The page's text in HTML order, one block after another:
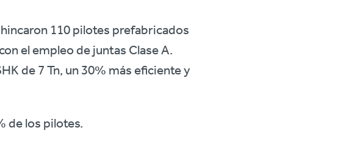
110 pilotes prefabricados
el empleo de juntas Clase A.
de 7 Tn, un 30% más eficiente y
de los pilotes.